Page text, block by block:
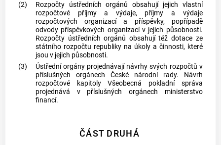
(2)
Rozpočty ústředních orgánů obsahují jejich vlastní
rozpočtové příjmy a výdaje, příjmy a výdaje
rozpočtových organizací a příspěvky, popřípadě
odvody příspěvkových organizací v jejich působnosti.
Rozpočty ústředních orgánů obsahují též dotace ze
státního rozpočtu republiky na úkoly a činnosti, které
jsou v jejich působnosti.
(3)
Ústřední orgány projednávají návrhy svých rozpočtů v
příslušných orgánech České národní rady. Návrh
rozpočtové kapitoly Všeobecná pokladní správa
projednává v příslušných orgánech ministerstvo
financí.
ČÁST DRUHÁ